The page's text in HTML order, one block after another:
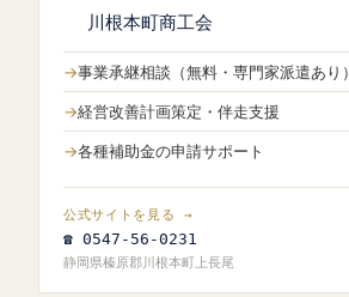
川根本町商工会
事業承継相談（無料・専門家派遣あり）
経営改善計画策定・伴走支援
各種補助金の申請サポート
公式サイトを見る →
☎ 0547-56-0231
静岡県榛原郡川根本町上長尾